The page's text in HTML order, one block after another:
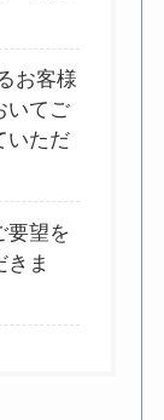
お客様
いてご
いただ
要望を
きま